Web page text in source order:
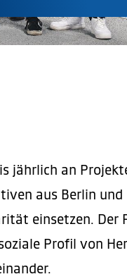
jährlich an
aus Berlin und
einsetzen. Der
Profil von